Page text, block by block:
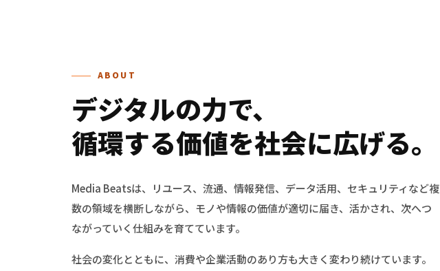
ABOUT
デジタルの力で、
循環する価値を社会に広げる。
Media Beatsは、リユース、流通、情報発信、データ活用、セキュリティなど複
数の領域を横断しながら、モノや情報の価値が適切に届き、活かされ、次へつ
ながっていく仕組みを育てています。
社会の変化とともに、消費や企業活動のあり方も大きく変わり続けています。